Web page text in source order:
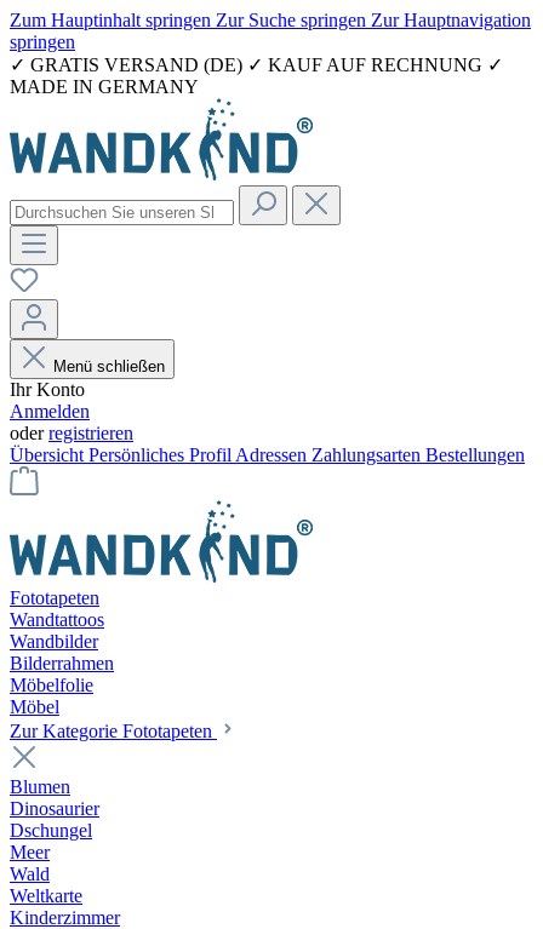
Zum Hauptinhalt springen Zur Suche springen Zur Hauptnavigation
springen
✓ GRATIS VERSAND (DE) ✓ KAUF AUF RECHNUNG ✓
MADE IN GERMANY
Menü schließen
Ihr Konto
Anmelden
oderregistrieren
Übersicht Persönliches Profil Adressen Zahlungsarten Bestellungen
Fototapeten
Wandtattoos
Wandbilder
Bilderrahmen
Möbelfolie
Möbel
Zur Kategorie Fototapeten
Blumen
Dinosaurier
Dschungel
Meer
Wald
Weltkarte
Kinderzimmer